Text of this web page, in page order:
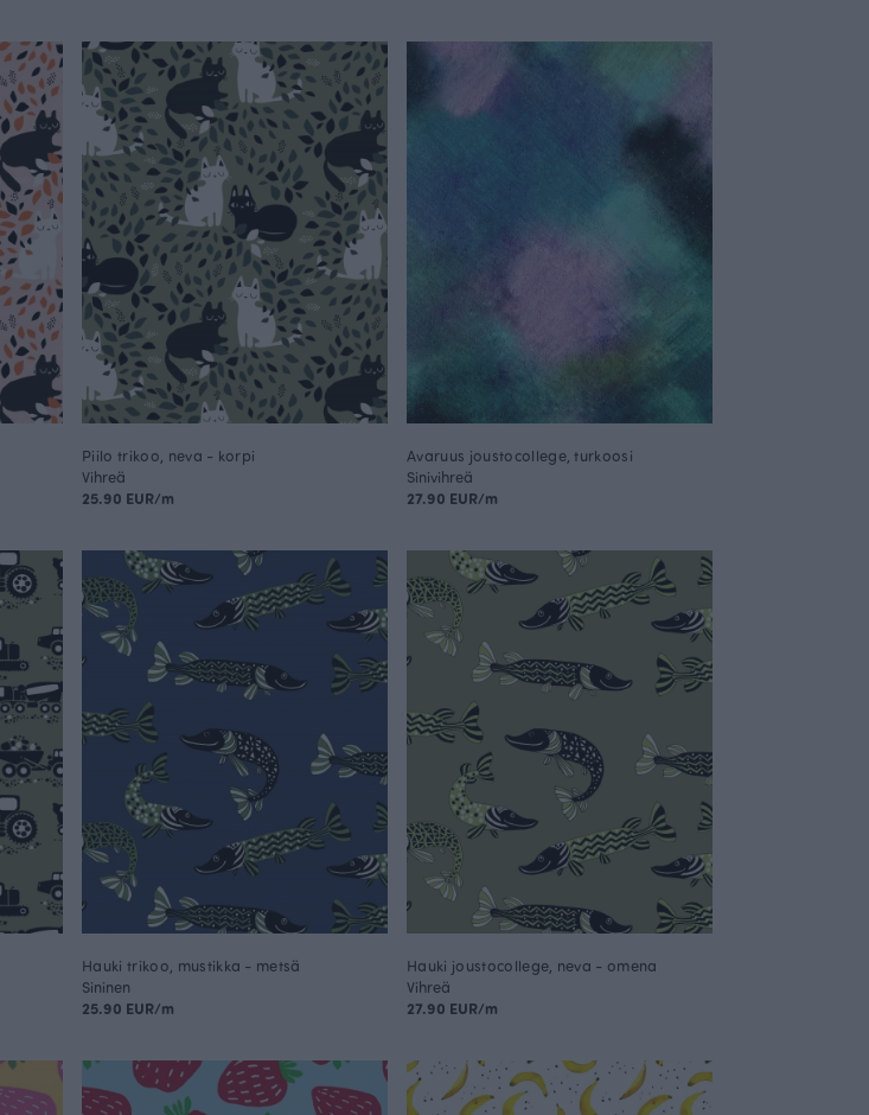
Piilo trikoo, neva - korpi
Vihreä
25.90 EUR/m
Avaruus joustocollege, turkoosi
Sinivihreä
27.90 EUR/m
Hauki trikoo, mustikka - metsä
Sininen
25.90 EUR/m
Hauki joustocollege, neva - omena
Vihreä
27.90 EUR/m